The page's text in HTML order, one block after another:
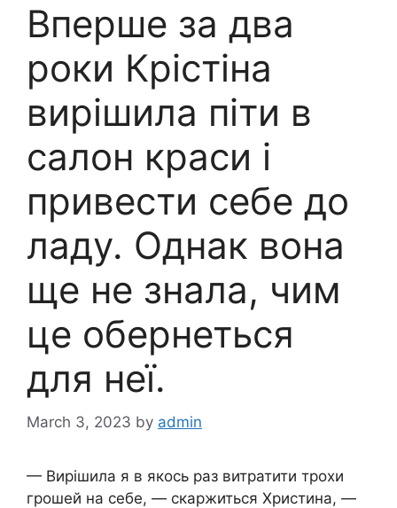
Вперше за два
роки Крістіна
вирішила піти в
салон краси і
привести себе до
ладу. Однак вона
ще не знала, чим
це обернеться
для неї.
March 3, 2023 by admin
— Вирішила я в якось раз витратити трохи
грошей на себе, — скаржиться Христина, —